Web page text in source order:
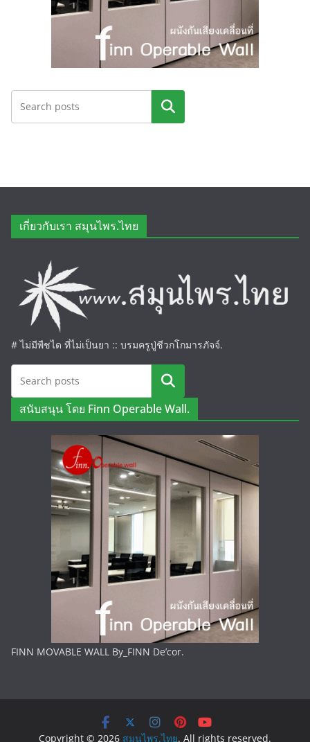
ค้นหา
เกี่ยวกับเรา สมุนไพร.ไทย
# ไม่มีพืชได ที่ไม่เป็นยา :: บรมครูปู่ชีวกโกมารภัจจ์.
ค้นหา
สนับสนุน โดย Finn Operable Wall.
FINN MOVABLE WALL By_FINN De’cor.
Copyright © 2026 สมุนไพร.ไทย. All rights reserved.